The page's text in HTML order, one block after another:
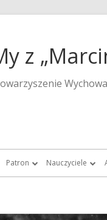
z
Patron
Posąg Karola
Nauczyciele
Nauczyciele